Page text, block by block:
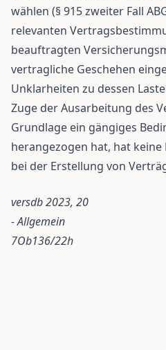
wählen (§ 915 zweiter Fall
relevanten
beauftragten
vertragliche Geschehen
Unklarheiten zu dessen
Zuge der Ausarbeitung des
Grundlage ein gängiges
herangezogen hat, hat keine
bei der Erstellung von
versdb 2023, 20
- Allgemein
7Ob136/22h